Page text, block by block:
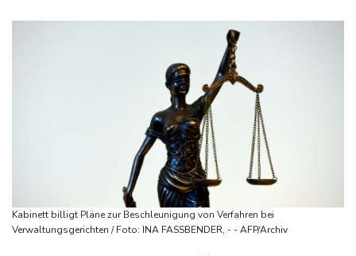
Überragender Zoma schießt Nürnberg zum Auftaktsieg
St. Pauli verpasst Auftaktsieg bei Rapp-Debüt
Flugstreichungen und Evakuierungen: Taifun "Dolphin" in
Nächster Dreifachsieg für Aprilia - Fernández triumphiert
Verkehrsminister Bilger will Boni von Bahnmanagern an Ziele
Bericht: Trotz Sanierung nur jeder vierte Zug zwischen Hamburg
und Berlin pünktlich
FC Bayern: Kompany setzt auf Musiala
Kabinett billigt Pläne zur Beschleunigung von Verfahren bei
Verwaltungsgerichten / Foto: INA FASSBENDER, - - AFP/Archiv